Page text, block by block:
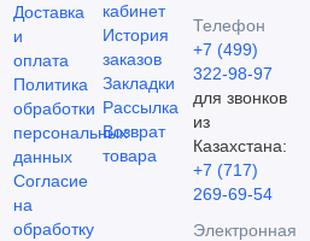
Доставка
и
оплата
Политика
обработки
персональных
данных
Согласие
на
обработку
кабинет
История
заказов
Закладки
Рассылка
Возврат
товара
Телефон
+7 (499)
322-98-97
для звонков
из
Казахстана:
+7 (717)
269-69-54
Электронная